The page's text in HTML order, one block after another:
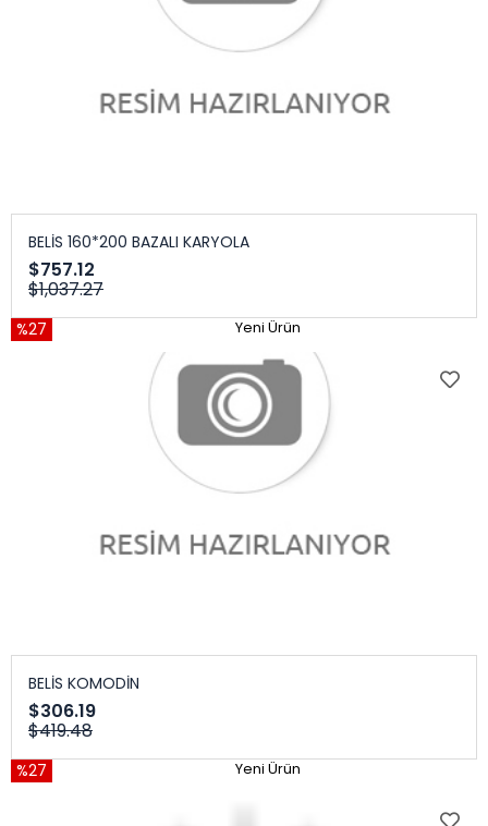
BELİS 160*200 BAZALI KARYOLA
$757.12
$1,037.27
%27 Yeni Ürün
BELİS KOMODİN
$306.19
$419.48
%27 Yeni Ürün